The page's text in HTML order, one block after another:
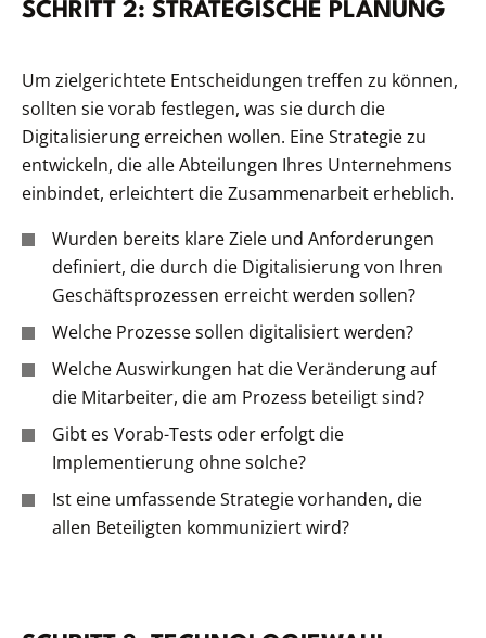
SCHRITT 2: STRATEGISCHE PLANUNG
Um zielgerichtete Entscheidungen treffen zu können,
sollten sie vorab festlegen, was sie durch die
Digitalisierung erreichen wollen. Eine Strategie zu
entwickeln, die alle Abteilungen Ihres Unternehmens
einbindet, erleichtert die Zusammenarbeit erheblich.
Wurden bereits klare Ziele und Anforderungen
definiert, die durch die Digitalisierung von Ihren
Geschäftsprozessen erreicht werden sollen?
Welche Prozesse sollen digitalisiert werden?
Welche Auswirkungen hat die Veränderung auf
die Mitarbeiter, die am Prozess beteiligt sind?
Gibt es Vorab-Tests oder erfolgt die
Implementierung ohne solche?
Ist eine umfassende Strategie vorhanden, die
allen Beteiligten kommuniziert wird?